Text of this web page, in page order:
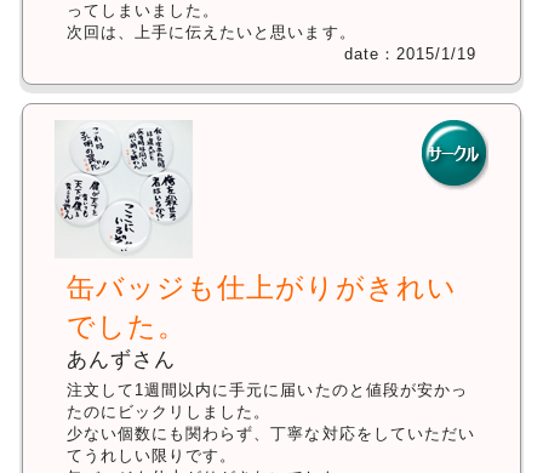
ってしまいました。
次回は、上手に伝えたいと思います。
date：2015/1/19
缶バッジも仕上がりがきれい
でした。
あんずさん
注文して1週間以内に手元に届いたのと値段が安かっ
たのにビックリしました。
少ない個数にも関わらず、丁寧な対応をしていただい
てうれしい限りです。